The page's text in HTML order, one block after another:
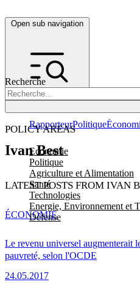
Open sub navigation
Recherche
POLICY AREAS
Economie
Politique
Agriculture et Alimentation
Santé
Technologies
Energie, Environnement et
Défense
RapporteurPolitique
Ivan Best
LATEST POSTS FROM IVAN
Le revenu universel augmenterait
pauvreté, selon l'OCDE
24.05.2017
ÉCONOMIE